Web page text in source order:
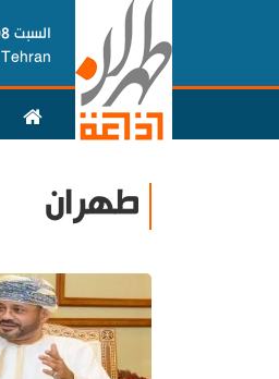
السبت 08-08-2026
Tehran
طهران